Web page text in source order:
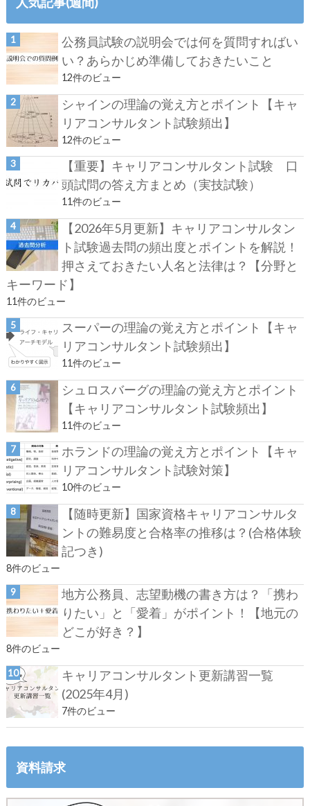
公務員試験の説明会では何を質問すればい
い？あらかじめ準備しておきたいこと
12件のビュー
シャインの理論の覚え方とポイント【キャ
リアコンサルタント試験頻出】
12件のビュー
【重要】キャリアコンサルタント試験 口
頭試問の答え方まとめ（実技試験）
11件のビュー
【2026年5月更新】キャリアコンサルタン
ト試験過去問の頻出度とポイントを解説！
押さえておきたい人名と法律は？【分野と
キーワード】
11件のビュー
スーパーの理論の覚え方とポイント【キャ
リアコンサルタント試験頻出】
11件のビュー
シュロスバーグの理論の覚え方とポイント
【キャリアコンサルタント試験頻出】
11件のビュー
ホランドの理論の覚え方とポイント【キャ
リアコンサルタント試験対策】
10件のビュー
【随時更新】国家資格キャリアコンサルタ
ントの難易度と合格率の推移は？(合格体験
記つき)
8件のビュー
地方公務員、志望動機の書き方は？「携わ
りたい」と「愛着」がポイント！【地元の
どこが好き？】
8件のビュー
キャリアコンサルタント更新講習一覧
(2025年4月)
7件のビュー
資料請求